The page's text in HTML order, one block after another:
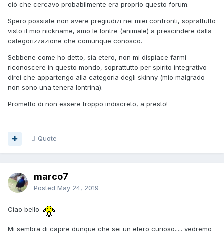
ciò che cercavo probabilmente era proprio questo forum.
Spero possiate non avere pregiudizi nei miei confronti, soprattutto
visto il mio nickname, amo le lontre (animale) a prescindere dalla
categorizzazione che comunque conosco.
Sebbene come ho detto, sia etero, non mi dispiace farmi
riconoscere in questo mondo, soprattutto per spirito integrativo
direi che appartengo alla categoria degli skinny (mio malgrado
non sono una tenera lontrina).
Prometto di non essere troppo indiscreto, a presto!
Quote
marco7
Posted May 24, 2019
Ciao bello
Mi sembra di capire dunque che sei un etero curioso..... vedremo